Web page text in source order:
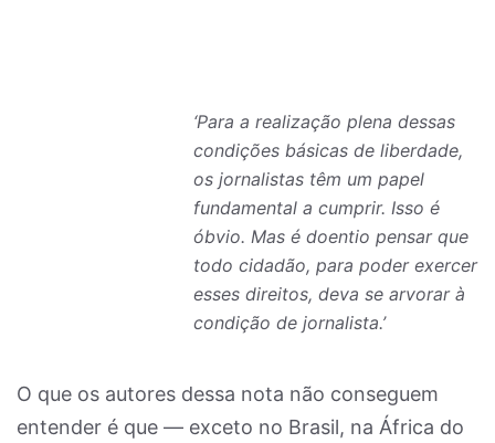
‘Para a realização plena dessas
condições básicas de liberdade,
os jornalistas têm um papel
fundamental a cumprir. Isso é
óbvio. Mas é doentio pensar que
todo cidadão, para poder exercer
esses direitos, deva se arvorar à
condição de jornalista.’
O que os autores dessa nota não conseguem
entender é que — exceto no Brasil, na África do